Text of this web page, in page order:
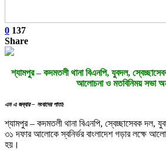
0 137
Share
শ্যামপুর – কদমতলী থানা বিএনপি, যুবদল,
আলোচনা ও মতবিনিময় সভা
এম এ জব্বার – সংবাদের পাতা:
শ্যামপুর – কদমতলী থানা বিএনপি, স্বেচ্ছাসেবক
৩১ দফার আলোকে স্বনির্ভর বাংলাদেশ গড়ার লক্ষে
হয়।